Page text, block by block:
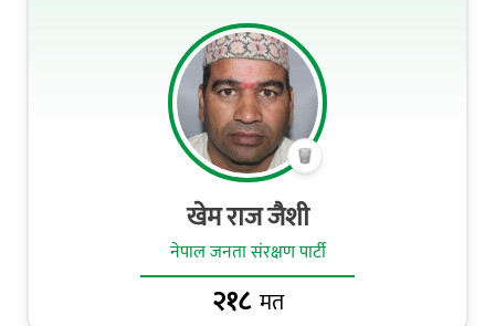
खेम राज जैशी
नेपाल जनता संरक्षण पार्टी
२१८मत